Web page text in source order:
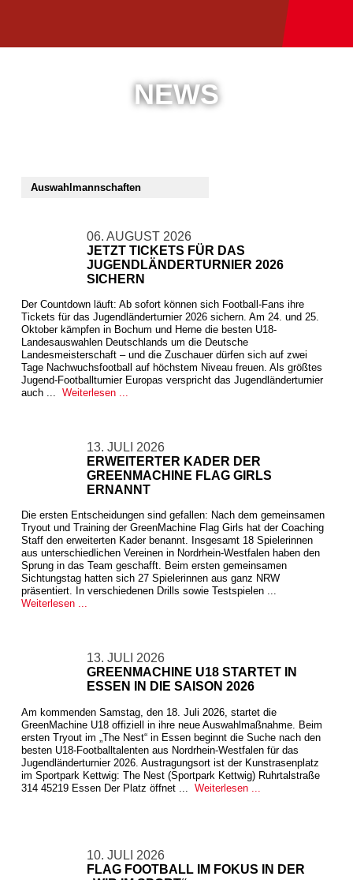
NEWS
06. AUGUST 2026
JETZT TICKETS FÜR DAS
JUGENDLÄNDERTURNIER 2026
SICHERN
Der Countdown läuft: Ab sofort können sich Football-Fans ihre
Tickets für das Jugendländerturnier 2026 sichern. Am 24. und 25.
Oktober kämpfen in Bochum und Herne die besten U18-
Landesauswahlen Deutschlands um die Deutsche
Landesmeisterschaft – und die Zuschauer dürfen sich auf zwei
Tage Nachwuchsfootball auf höchstem Niveau freuen. Als größtes
Jugend-Footballturnier Europas verspricht das Jugendländerturnier
auch ... Weiterlesen ...
13. JULI 2026
ERWEITERTER KADER DER
GREENMACHINE FLAG GIRLS
ERNANNT
Die ersten Entscheidungen sind gefallen: Nach dem gemeinsamen
Tryout und Training der GreenMachine Flag Girls hat der Coaching
Staff den erweiterten Kader benannt. Insgesamt 18 Spielerinnen
aus unterschiedlichen Vereinen in Nordrhein-Westfalen haben den
Sprung in das Team geschafft. Beim ersten gemeinsamen
Sichtungstag hatten sich 27 Spielerinnen aus ganz NRW
präsentiert. In verschiedenen Drills sowie Testspielen ...
Weiterlesen ...
13. JULI 2026
GREENMACHINE U18 STARTET IN
ESSEN IN DIE SAISON 2026
Am kommenden Samstag, den 18. Juli 2026, startet die
GreenMachine U18 offiziell in ihre neue Auswahlmaßnahme. Beim
ersten Tryout im „The Nest“ in Essen beginnt die Suche nach den
besten U18-Footballtalenten aus Nordrhein-Westfalen für das
Jugendländerturnier 2026. Austragungsort ist der Kunstrasenplatz
im Sportpark Kettwig: The Nest (Sportpark Kettwig) Ruhrtalstraße
314 45219 Essen Der Platz öffnet ... Weiterlesen ...
10. JULI 2026
FLAG FOOTBALL IM FOKUS IN DER